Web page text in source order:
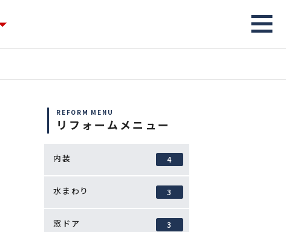
REFORM MENU
リフォームメニュー
内装 4
水まわり 3
窓ドア 3